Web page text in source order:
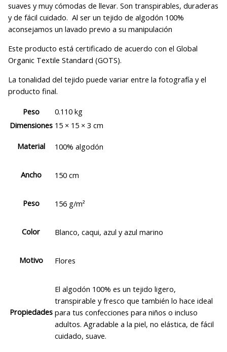
suaves y muy cómodas de llevar. Son transpirables, duraderas
y de fácil cuidado. Al ser un tejido de algodón 100%
aconsejamos un lavado previo a su manipulación
Este producto está certificado de acuerdo con el Global
Organic Textile Standard (GOTS).
La tonalidad del tejido puede variar entre la fotografía y el
producto final.
Peso
0.110 kg
Dimensiones 15 × 15 × 3 cm
Material 100% algodón
Ancho 150 cm
Peso 156 g/m²
Color Blanco, caqui, azul y azul marino
Motivo Flores
Propiedades
El algodón 100% es un tejido ligero,
transpirable y fresco que también lo hace ideal
para tus confecciones para niños o incluso
adultos. Agradable a la piel, no elástica, de fácil
cuidado, suave.